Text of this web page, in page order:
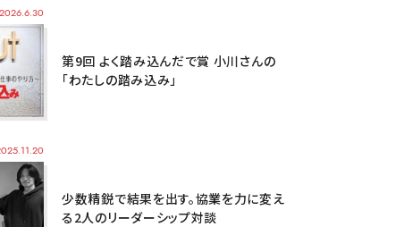
2026.6.30
第9回 よく踏み込んだで賞 小川さんの
「わたしの踏み込み」
少数精鋭で結果を出す。協業を力に変え
る2人のリーダーシップ対談